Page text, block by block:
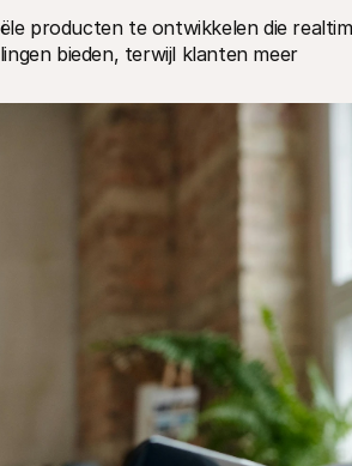
producten te ontwikkelen die
bieden, terwijl klanten meer